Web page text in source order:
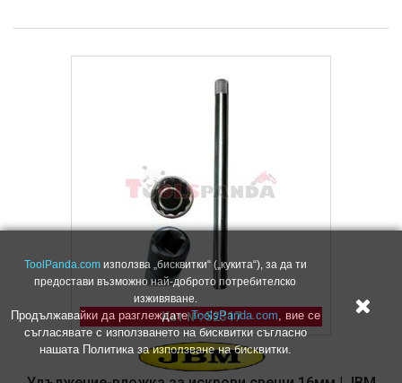
Кат №: 52317
ToolPanda.comизползва „бисквитки“ („кукита“), за да ти
предостави възможно най-доброто потребителско
изживяване.
Продължавайки да разглеждатеToolsPanda.com, вие се
съгласявате с използването на бисквитки съгласно
нашата Политика за използване на бисквитки.